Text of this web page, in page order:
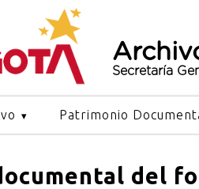
Secretaría
Patrimonio
del